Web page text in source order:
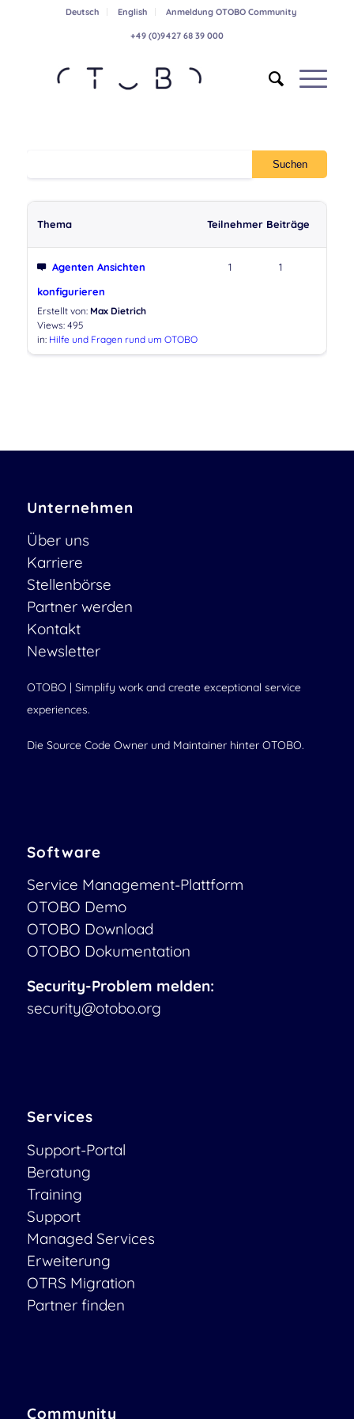
Deutsch English Anmeldung OTOBO Community
+49 (0)9427 68 39 000
Thema Teilnehmer Beiträge
Agenten Ansichten
konfigurieren
Erstellt von: Max Dietrich
Views: 495
in: Hilfe und Fragen rund um OTOBO
1 1
Unternehmen
Über uns
Karriere
Stellenbörse
Partner werden
Kontakt
Newsletter
OTOBO | Simplify work and create exceptional service
experiences.
Die Source Code Owner und Maintainer hinter OTOBO.
Software
Service Management-Plattform
OTOBO Demo
OTOBO Download
OTOBO Dokumentation
Security-Problem melden:
security@otobo.org
Services
Support-Portal
Beratung
Training
Support
Managed Services
Erweiterung
OTRS Migration
Partner finden
Community